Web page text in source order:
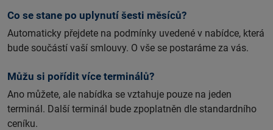
Co se stane po uplynutí šesti měsíců?
Automaticky přejdete na podmínky uvedené v nabídce, která
bude součástí vaší smlouvy. O vše se postaráme za vás.
Můžu si pořídit více terminálů?
Ano můžete, ale nabídka se vztahuje pouze na jeden
terminál. Další terminál bude zpoplatněn dle standardního
ceníku.